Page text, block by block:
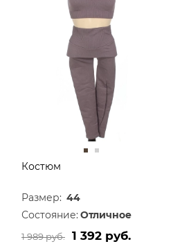
Костюм
Размер: 44
Состояние: Отличное
1 989 руб. 1 392 руб.